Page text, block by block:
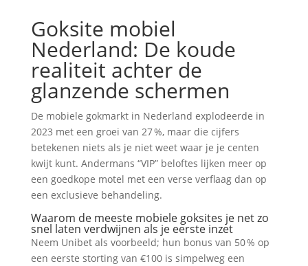
Goksite mobiel
Nederland: De koude
realiteit achter de
glanzende schermen
De mobiele gokmarkt in Nederland explodeerde in
2023 met een groei van 27 %, maar die cijfers
betekenen niets als je niet weet waar je je centen
kwijt kunt. Andermans “VIP” beloftes lijken meer op
een goedkope motel met een verse verflaag dan op
een exclusieve behandeling.
Waarom de meeste mobiele goksites je net zo
snel laten verdwijnen als je eerste inzet
Neem Unibet als voorbeeld; hun bonus van 50 % op
een eerste storting van €100 is simpelweg een